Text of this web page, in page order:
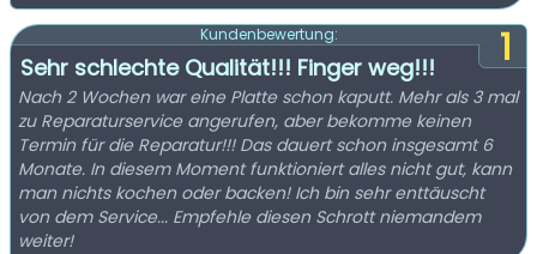
1
Kundenbewertung:
Sehr schlechte Qualität!!! Finger weg!!!
Nach 2 Wochen war eine Platte schon kaputt. Mehr als 3 mal
zu Reparaturservice angerufen, aber bekomme keinen
Termin für die Reparatur!!! Das dauert schon insgesamt 6
Monate. In diesem Moment funktioniert alles nicht gut, kann
man nichts kochen oder backen! Ich bin sehr enttäuscht
von dem Service... Empfehle diesen Schrott niemandem
weiter!